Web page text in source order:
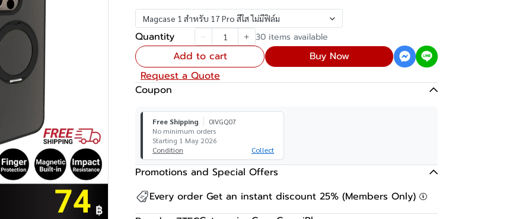
Magcase 1 สำหรับ 17 Pro สีใส ไม่มีฟิล์ม
Quantity 30 items available
Add to cart
Buy Now
Request a Quote
Coupon
Free Shipping
0IVGQ07
No minimum orders
Starting 1 May 2026
Condition
Collect
Promotions and Special Offers
Every order Get an instant discount 25% (Members Only)